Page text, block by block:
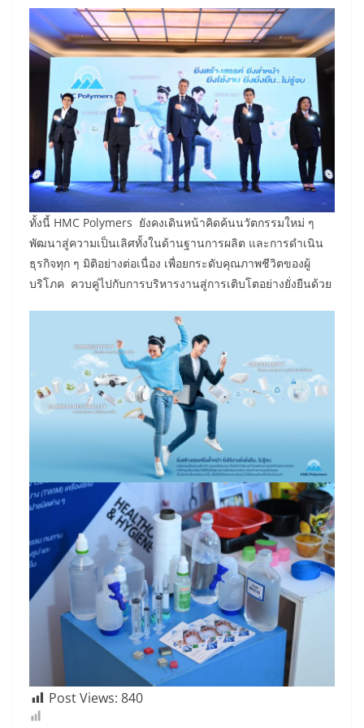
ทั้งนี้ HMC Polymers ยังคงเดินหน้าคิดค้นนวัตกรรมใหม่ ๆ
พัฒนาสู่ความเป็นเลิศทั้งในด้านฐานการผลิต และการดำเนิน
ธุรกิจทุก ๆ มิติอย่างต่อเนื่อง เพื่อยกระดับคุณภาพชีวิตของผู้
บริโภค ควบคู่ไปกับการบริหารงานสู่การเติบโตอย่างยั่งยืนด้วย
Post Views: 840